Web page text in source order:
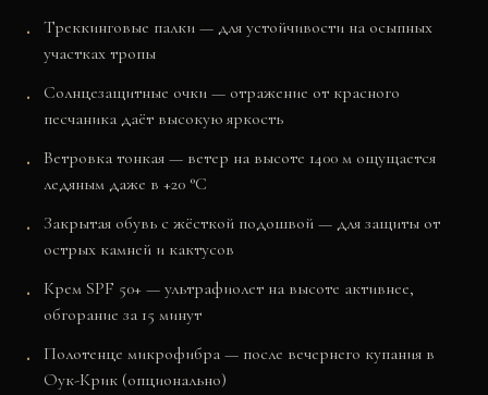
Треккинговые палки — для устойчивости на осыпных
участках тропы
Солнцезащитные очки — отражение от красного
песчаника даёт высокую яркость
Ветровка тонкая — ветер на высоте 1400 м ощущается
ледяным даже в +20 °C
Закрытая обувь с жёсткой подошвой — для защиты от
острых камней и кактусов
Крем SPF 50+ — ультрафиолет на высоте активнее,
обгорание за 15 минут
Полотенце микрофибра — после вечернего купания в
Оук-Крик (опционально)